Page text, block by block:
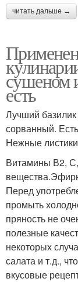
читать дальше →
сушеном
есть
Лучший
сорванный.
Нежные
Витамины В2,
Перед
промыть
пряность не
полезные
некоторых
салата и т.д.,
вкусовые